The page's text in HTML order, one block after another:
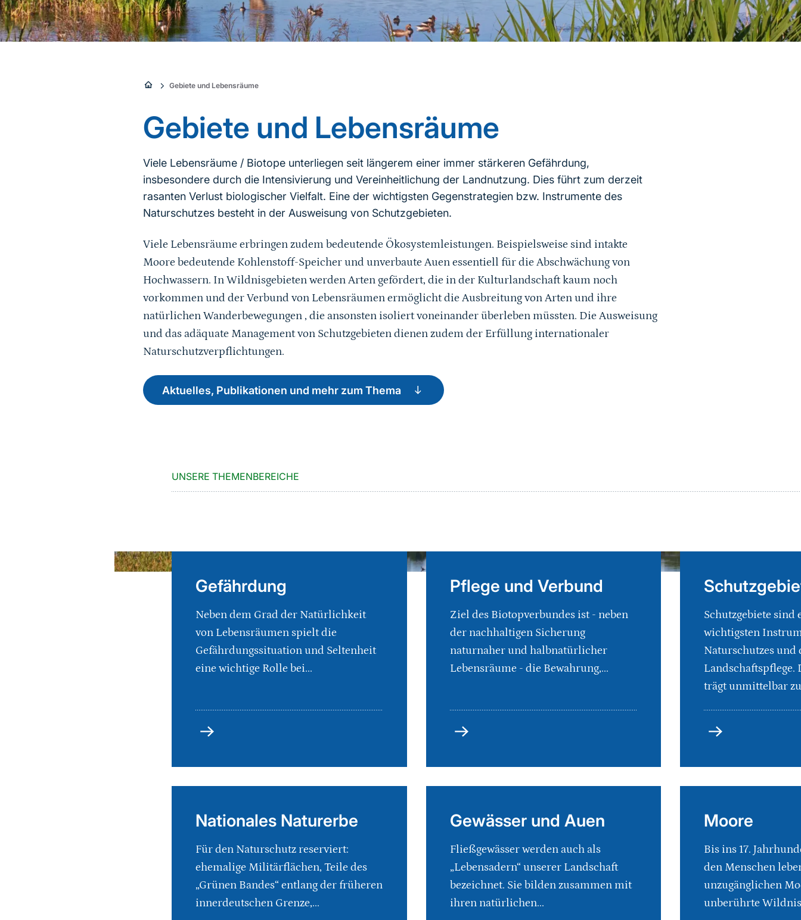
Sie
sind
hier:
Gebiete und Lebensräume
Gebiete und Lebensräume
Viele Lebensräume / Biotope unterliegen seit längerem einer immer stärkeren Gefährdung,
insbesondere durch die Intensivierung und Vereinheitlichung der Landnutzung. Dies führt zum derzeit
rasanten Verlust biologischer Vielfalt. Eine der wichtigsten Gegenstrategien bzw. Instrumente des
Naturschutzes besteht in der Ausweisung von Schutzgebieten.
Sprungmarke
Viele Lebensräume erbringen zudem bedeutende Ökosystemleistungen. Beispielsweise sind intakte
Moore bedeutende Kohlenstoff-Speicher und unverbaute Auen essentiell für die Abschwächung von
Hochwassern. In Wildnisgebieten werden Arten gefördert, die in der Kulturlandschaft kaum noch
vorkommen und der Verbund von Lebensräumen ermöglicht die Ausbreitung von Arten und ihre
natürlichen Wanderbewegungen , die ansonsten isoliert voneinander überleben müssten. Die Ausweisung
und das adäquate Management von Schutzgebieten dienen zudem der Erfüllung internationaler
Naturschutzverpflichtungen.
Aktuelles, Publikationen und mehr zum Thema
UNSERE THEMENBEREICHE
Gefährdung
Neben dem Grad der Natürlichkeit
von Lebensräumen spielt die
Gefährdungssituation und Seltenheit
eine wichtige Rolle bei...
Gefährdung
Pflege und Verbund
Ziel des Biotopverbundes ist - neben
der nachhaltigen Sicherung
naturnaher und halbnatürlicher
Lebensräume - die Bewahrung,...
Pflege
Schutzgebiete sind
wichtigsten
Naturschutzes und
Landschaftspflege.
trägt unmittelbar
Schutzgebiete
Nationales Naturerbe
Für den Naturschutz reserviert:
ehemalige Militärflächen, Teile des
„Grünen Bandes“ entlang der früheren
innerdeutschen Grenze,...
Gewässer und Auen
Fließgewässer werden auch als
„Lebensadern“ unserer Landschaft
bezeichnet. Sie bilden zusammen mit
ihren natürlichen...
Moore
Bis ins 17.
den Menschen
unzugänglichen
unberührte